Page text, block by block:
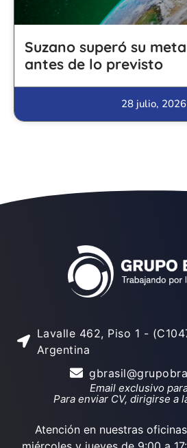
Suzano superó su
antes de lo previsto
28 julio, 2026
Lavalle 462, Piso 1 -
Argentina
Email exclusivo
Para enviar CV, dirigirse a
Atención en nuestras